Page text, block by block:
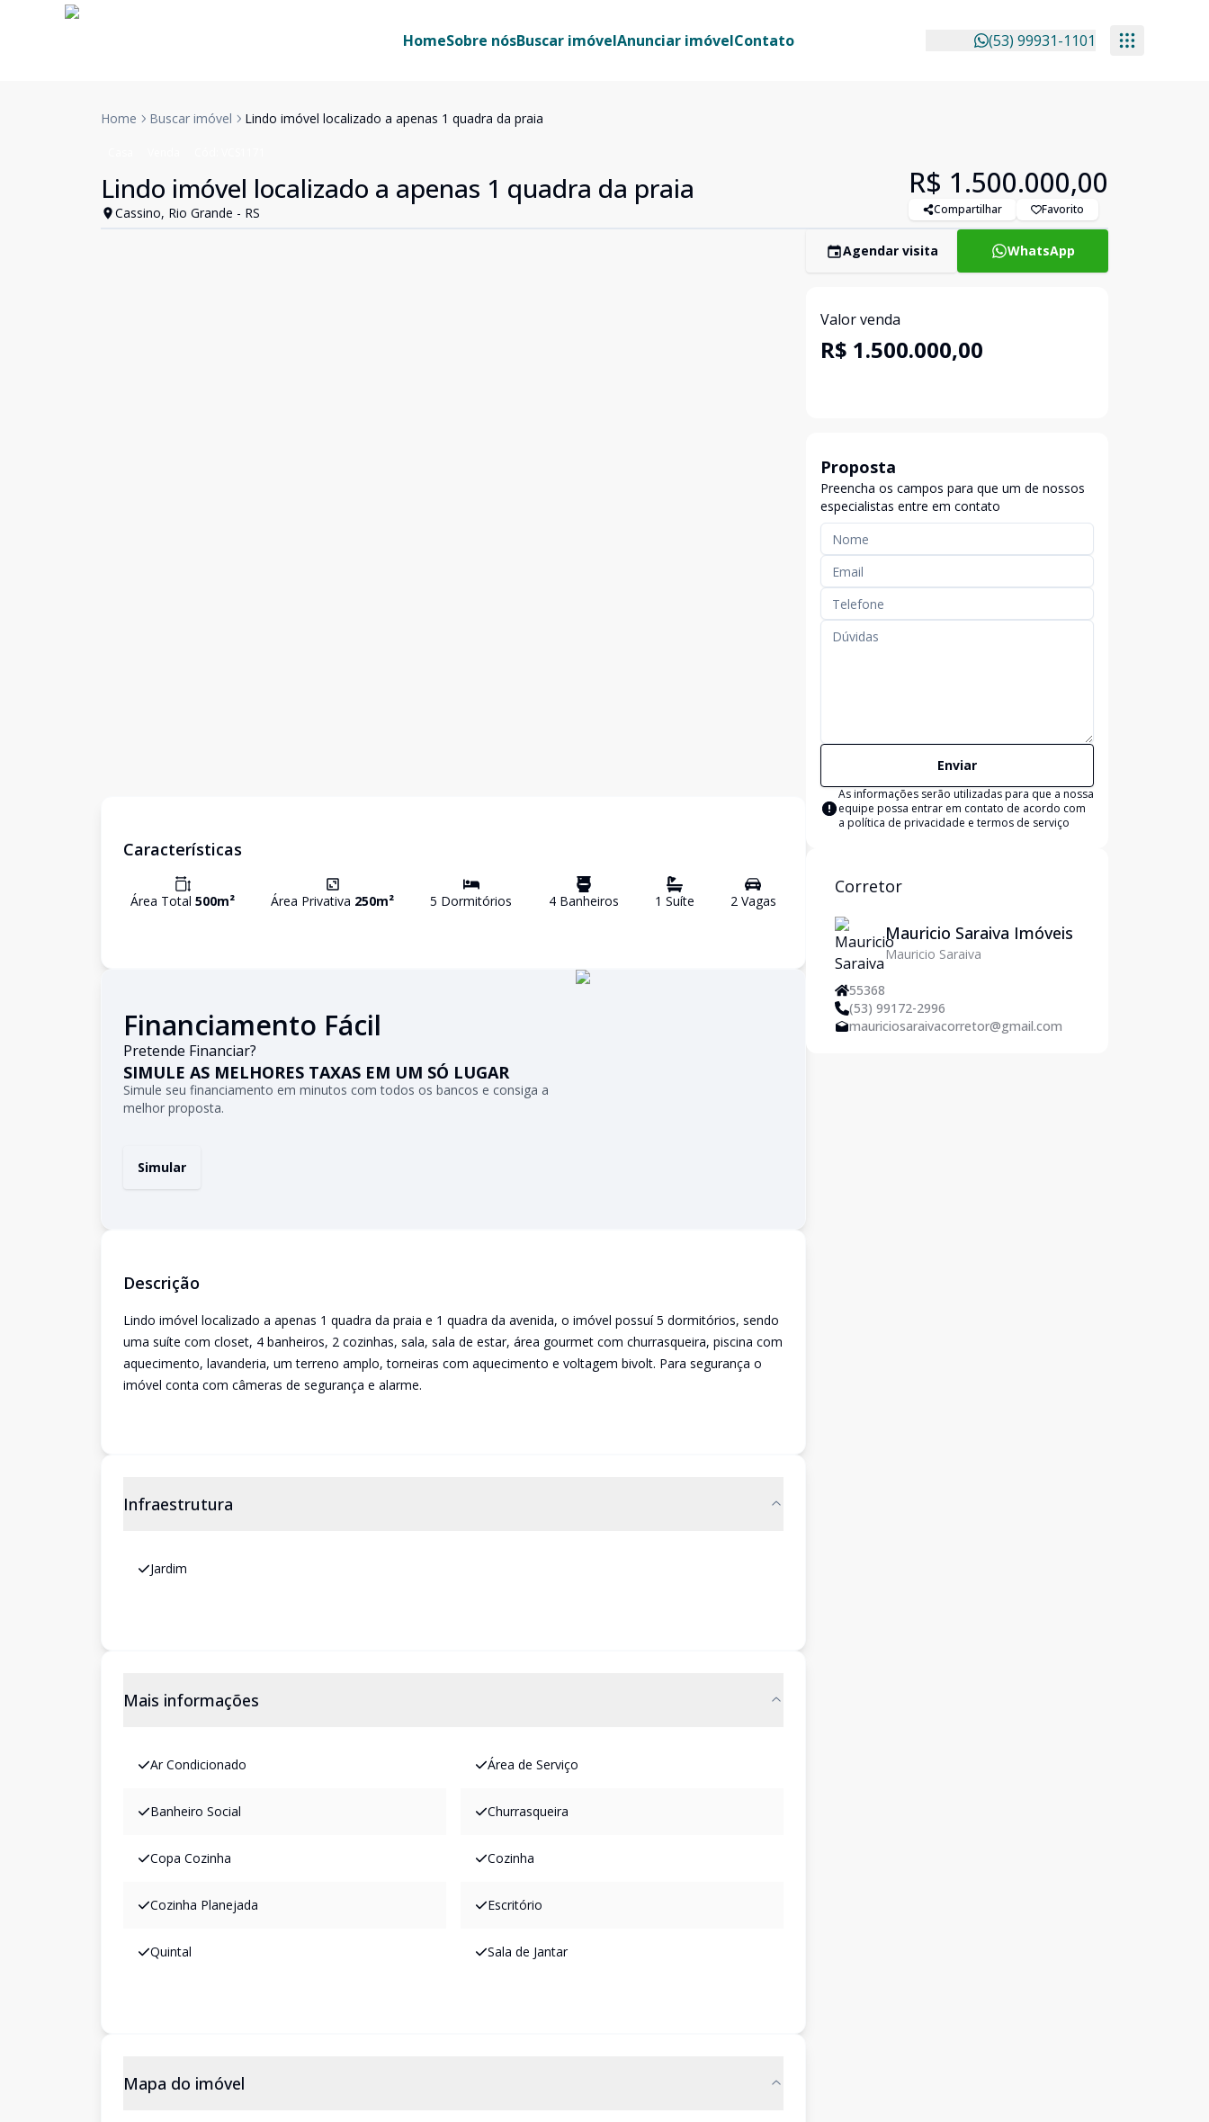
HomeSobre nósBuscar imóvelAnunciar imóvelContato (53) 99931-1101
Home Buscar imóvel Lindo imóvel localizado a apenas 1 quadra da praia
Lindo imóvel localizado a apenas 1 quadra da praia
Cassino, Rio Grande - RS
R$ 1.500.000,00
Compartilhar Favorito
Características
Área Total 500m² Área Privativa 250m² 5 Dormitórios 4Banheiros 1 Suíte 2Vagas
Financiamento Fácil
Pretende Financiar?
SIMULE AS MELHORES TAXAS EM UM SÓ LUGAR
Simule seu financiamento em minutos com todos os bancos e consiga a
melhor proposta.
Simular
Descrição
Lindo imóvel localizado a apenas 1 quadra da praia e 1 quadra da avenida, o imóvel possuí 5 dormitórios, sendo
uma suíte com closet, 4 banheiros, 2 cozinhas, sala, sala de estar, área gourmet com churrasqueira, piscina com
aquecimento, lavanderia, um terreno amplo, torneiras com aquecimento e voltagem bivolt. Para segurança o
imóvel conta com câmeras de segurança e alarme.
Infraestrutura
Jardim
Mais informações
Ar Condicionado Área de Serviço
Banheiro Social Churrasqueira
Copa Cozinha Cozinha
Cozinha Planejada Escritório
Quintal Sala de Jantar
Mapa do imóvel
Agendar visita WhatsApp
Valor venda
R$ 1.500.000,00
Proposta
Preencha os campos para que um de nossos
especialistas entre em contato
Enviar
As informações serão utilizadas para que a nossa
equipe possa entrar em contato de acordo com
a política de privacidade e termos de serviço
Corretor
Mauricio Saraiva Imóveis
Mauricio Saraiva
55368
(53) 99172-2996
mauriciosaraivacorretor@gmail.com